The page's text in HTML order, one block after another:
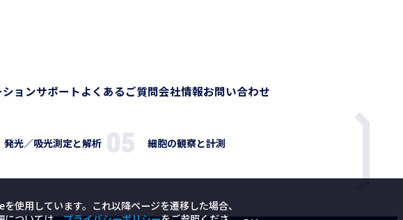
ョンサポートよくあるご質問会社情報お問い合わせ
発光／吸光測定と解析
細胞の観察と計測
使用しています。これ以降ページを遷移した場合、